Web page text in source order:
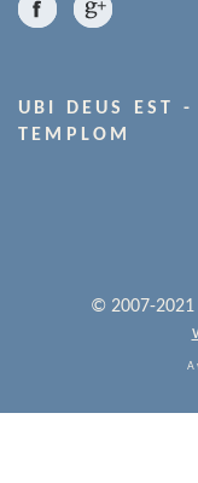
UBI DEUS EST
TEMPLOM
© 2007-2021
A